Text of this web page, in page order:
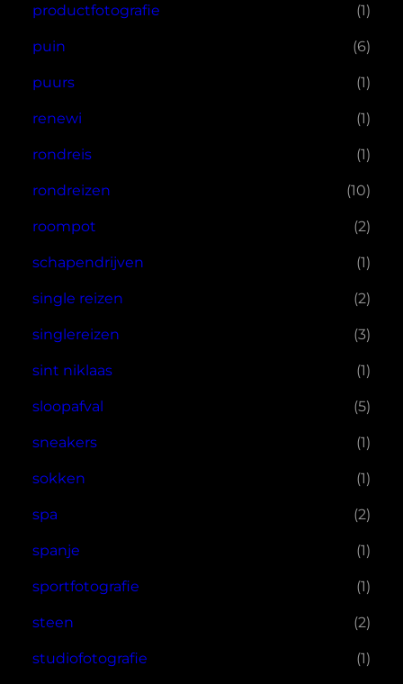
productfotografie (1)
puin (6)
puurs (1)
renewi (1)
rondreis (1)
rondreizen (10)
roompot (2)
schapendrijven (1)
single reizen (2)
singlereizen (3)
sint niklaas (1)
sloopafval (5)
sneakers (1)
sokken (1)
spa (2)
spanje (1)
sportfotografie (1)
steen (2)
studiofotografie (1)